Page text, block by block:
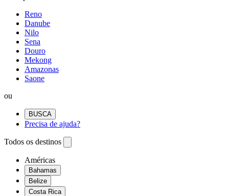
Reno
Danube
Nilo
Sena
Douro
Mekong
Amazonas
Saone
ou
BUSCA
Precisa de ajuda?
Todos os destinos
Américas
Bahamas
Belize
Costa Rica